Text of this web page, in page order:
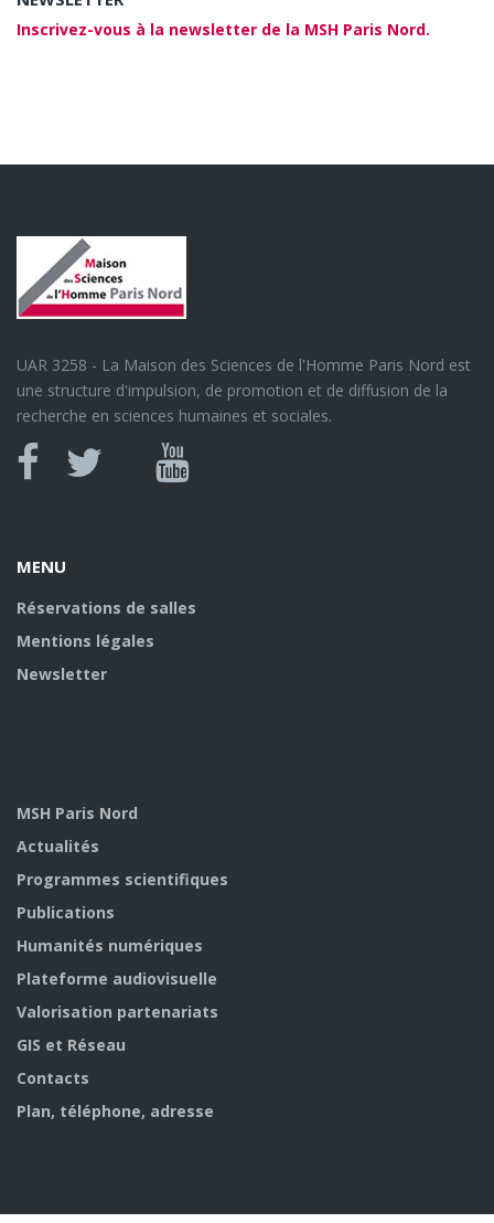
Inscrivez-vous à la newsletter de la MSH Paris Nord.
UAR 3258 - La Maison des Sciences de l'Homme Paris Nord est
une structure d'impulsion, de promotion et de diffusion de la
recherche en sciences humaines et sociales.
Canal
MENU
Réservations de salles
Mentions légales
Newsletter
MSH Paris Nord
Actualités
Programmes scientifiques
Publications
Humanités numériques
Plateforme audiovisuelle
Valorisation partenariats
GIS et Réseau
Contacts
Plan, téléphone, adresse